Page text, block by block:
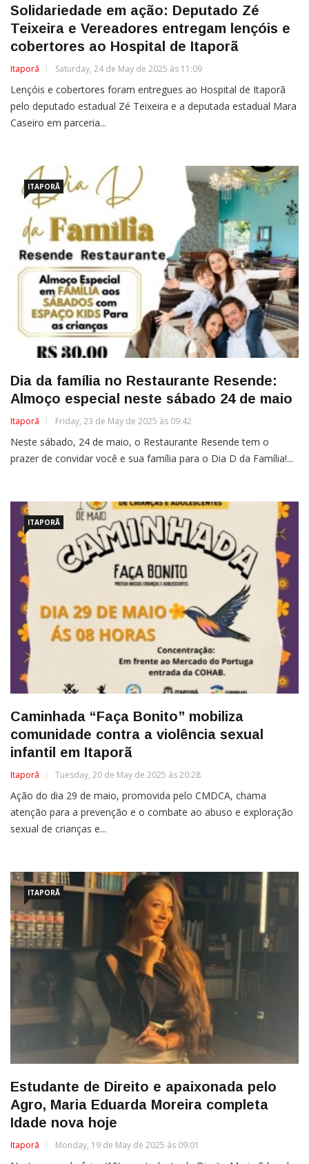
Solidariedade em ação: Deputado Zé
Teixeira e Vereadores entregam lençóis e
cobertores ao Hospital de Itaporã
Itaporã Saturday, 24 de May de 2025 às 11:09
Lençóis e cobertores foram entregues ao Hospital de Itaporã
pelo deputado estadual Zé Teixeira e a deputada estadual Mara
Caseiro em parceria...
ITAPORÃ
Dia da família no Restaurante Resende:
Almoço especial neste sábado 24 de maio
Itaporã Friday, 23 de May de 2025 às 09:42
Neste sábado, 24 de maio, o Restaurante Resende tem o
prazer de convidar você e sua família para o Dia D da Família!...
ITAPORÃ
Caminhada “Faça Bonito” mobiliza
comunidade contra a violência sexual
infantil em Itaporã
Itaporã Tuesday, 20 de May de 2025 às 20:28
Ação do dia 29 de maio, promovida pelo CMDCA, chama
atenção para a prevenção e o combate ao abuso e exploração
sexual de crianças e...
ITAPORÃ
Estudante de Direito e apaixonada pelo
Agro, Maria Eduarda Moreira completa
Idade nova hoje
Itaporã Monday, 19 de May de 2025 às 09:01